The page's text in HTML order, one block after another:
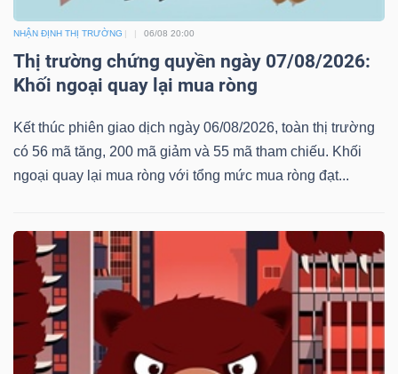
NHẬN ĐỊNH THỊ TRƯỜNG 06/08 20:00
Thị trường chứng quyền ngày 07/08/2026:
Khối ngoại quay lại mua ròng
Kết thúc phiên giao dịch ngày 06/08/2026, toàn thị trường
có 56 mã tăng, 200 mã giảm và 55 mã tham chiếu. Khối
ngoại quay lại mua ròng với tổng mức mua ròng đạt...